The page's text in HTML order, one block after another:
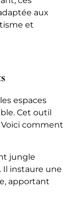
aux
et
espaces
Cet outil
comment
jungle
Il instaure une
apportant